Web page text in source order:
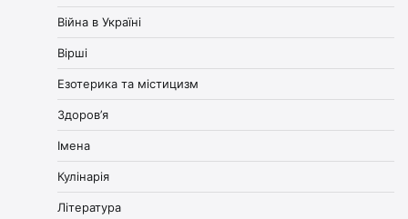
Війна в Україні
Вірші
Езотерика та містицизм
Здоров’я
Імена
Кулінарія
Література